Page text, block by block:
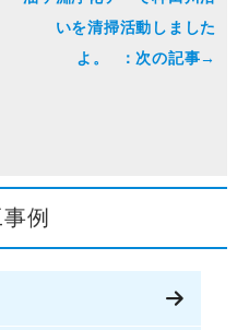
いを清掃活動しました
よ。
例